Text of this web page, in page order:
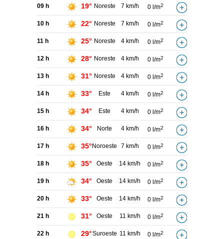
09 h 19° Noreste 7 km/h 0 l/m2
10 h 22° Noreste 7 km/h 0 l/m2
11 h 25° Noreste 4 km/h 0 l/m2
12 h 28° Noreste 4 km/h 0 l/m2
13 h 31° Noreste 4 km/h 0 l/m2
14 h 33° Este 4 km/h 0 l/m2
15 h 34° Este 4 km/h 0 l/m2
16 h 34° Norte 4 km/h 0 l/m2
17 h 35° Noroeste 7 km/h 0 l/m2
18 h 35° Oeste 14 km/h 0 l/m2
19 h 34° Oeste 14 km/h 0 l/m2
20 h 33° Oeste 14 km/h 0 l/m2
21 h 31° Oeste 11 km/h 0 l/m2
22 h 29°Suroeste 11 km/h 0 l/m2